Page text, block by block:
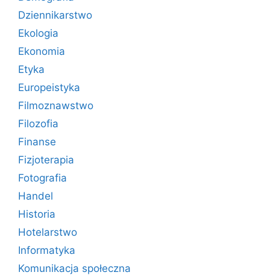
Dziennikarstwo
Ekologia
Ekonomia
Etyka
Europeistyka
Filmoznawstwo
Filozofia
Finanse
Fizjoterapia
Fotografia
Handel
Historia
Hotelarstwo
Informatyka
Komunikacja społeczna